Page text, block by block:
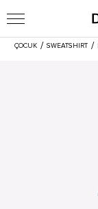
ÇOCUK / SWEATSHIRT /